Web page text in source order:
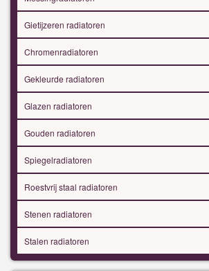
Gietijzeren radiatoren
Chromenradiatoren
Gekleurde radiatoren
Glazen radiatoren
Gouden radiatoren
Spiegelradiatoren
Roestvrij staal radiatoren
Stenen radiatoren
Stalen radiatoren